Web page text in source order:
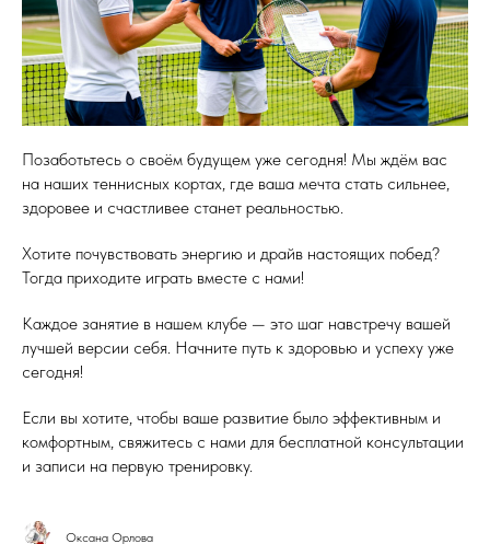
Позаботьтесь о своём будущем уже сегодня! Мы ждём вас
на наших теннисных кортах, где ваша мечта стать сильнее,
здоровее и счастливее станет реальностью.
Хотите почувствовать энергию и драйв настоящих побед?
Тогда приходите играть вместе с нами!
Каждое занятие в нашем клубе — это шаг навстречу вашей
лучшей версии себя. Начните путь к здоровью и успеху уже
сегодня!
Если вы хотите, чтобы ваше развитие было эффективным и
комфортным, свяжитесь с нами для бесплатной консультации
и записи на первую тренировку.
Оксана Орлова